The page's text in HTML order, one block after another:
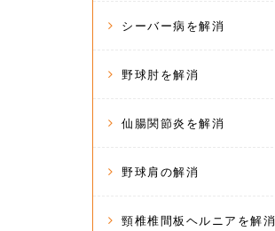
シーバー病を解消
野球肘を解消
仙腸関節炎を解消
野球肩の解消
頸椎椎間板ヘルニアを解消